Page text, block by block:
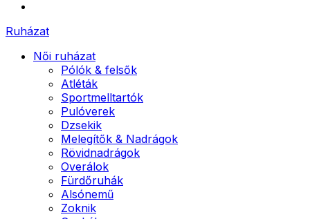
Ruházat
Női ruházat
Pólók & felsők
Atléták
Sportmelltartók
Pulóverek
Dzsekik
Melegítők & Nadrágok
Rövidnadrágok
Overálok
Fürdőruhák
Alsónemű
Zoknik